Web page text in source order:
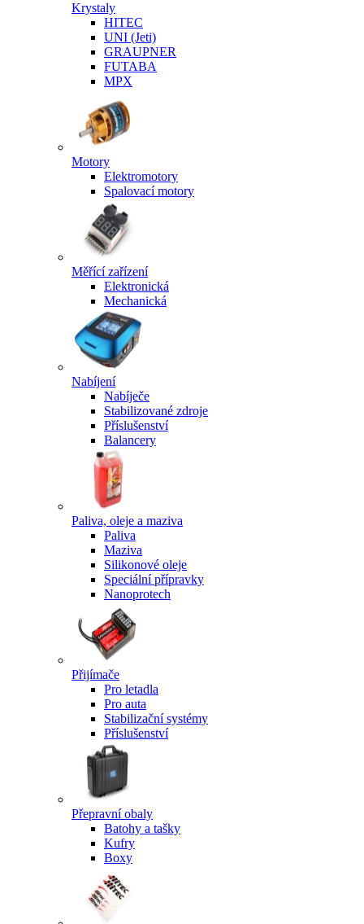
Krystaly
HITEC
UNI (Jeti)
GRAUPNER
FUTABA
MPX
Motory
Elektromotory
Spalovací motory
Měřící zařízení
Elektronická
Mechanická
Nabíjení
Nabíječe
Stabilizované zdroje
Příslušenství
Balancery
Paliva, oleje a maziva
Paliva
Maziva
Silikonové oleje
Speciální přípravky
Nanoprotech
Přijímače
Pro letadla
Pro auta
Stabilizační systémy
Příslušenství
Přepravní obaly
Batohy a tašky
Kufry
Boxy